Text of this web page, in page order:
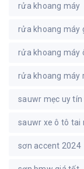
rửa khoang máy
rửa khoang máy
rửa khoang máy
rửa khoang máy
sauwr mẹc uy tín
sauwr xe ô tô tai
sơn accent 2024